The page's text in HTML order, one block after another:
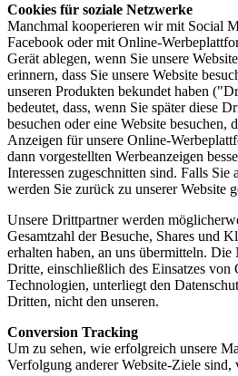
Cookies für soziale Netzwerke
Manchmal kooperieren wir mit Social
Facebook oder mit Online-
Gerät ablegen, wenn Sie unsere
erinnern, dass Sie unsere Website
unseren Produkten bekundet haben
bedeutet, dass, wenn Sie später diese
besuchen oder eine Website besuchen,
Anzeigen für unsere Online-
dann vorgestellten Werbeanzeigen
Interessen zugeschnitten sind. Falls
werden Sie zurück zu unserer Website
Unsere Drittpartner werden
Gesamtzahl der Besuche, Shares und
erhalten haben, an uns übermitteln.
Dritte, einschließlich des Einsatzes von
Technologien, unterliegt den
Dritten, nicht den unseren.
Conversion Tracking
Um zu sehen, wie erfolgreich unsere
Verfolgung anderer Website-Ziele